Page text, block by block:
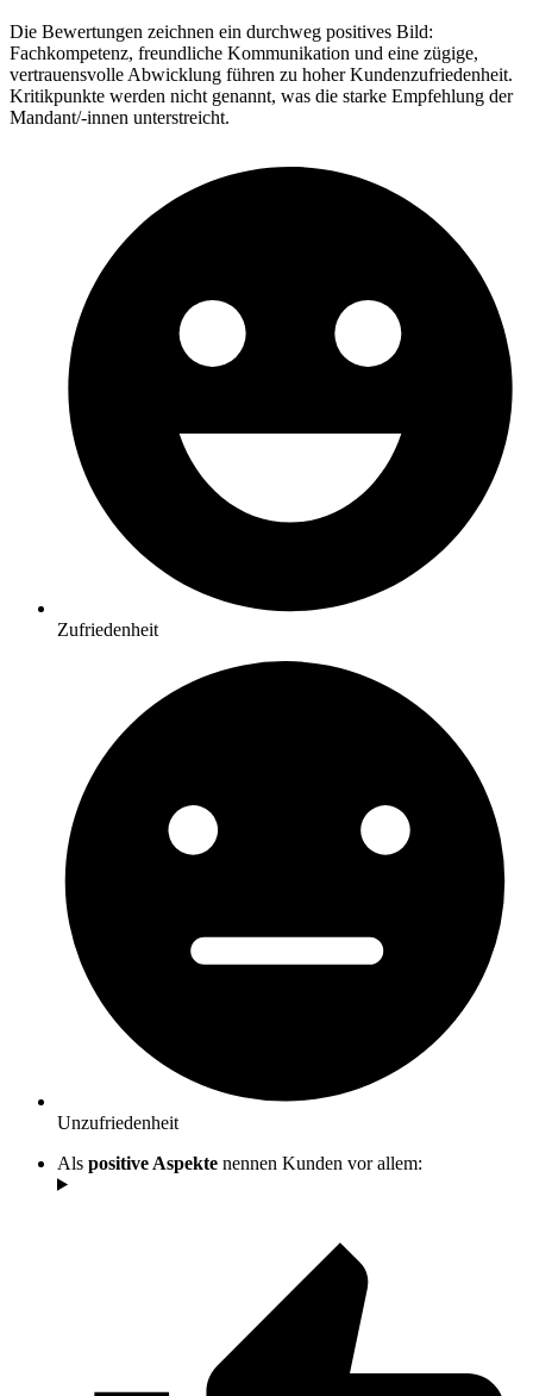
Die Bewertungen zeichnen ein durchweg positives Bild:
Fachkompetenz, freundliche Kommunikation und eine zügige,
vertrauensvolle Abwicklung führen zu hoher Kundenzufriedenheit.
Kritikpunkte werden nicht genannt, was die starke Empfehlung der
Mandant/-innen unterstreicht.
Zufriedenheit
Unzufriedenheit
Als positive Aspekte nennen Kunden vor allem: